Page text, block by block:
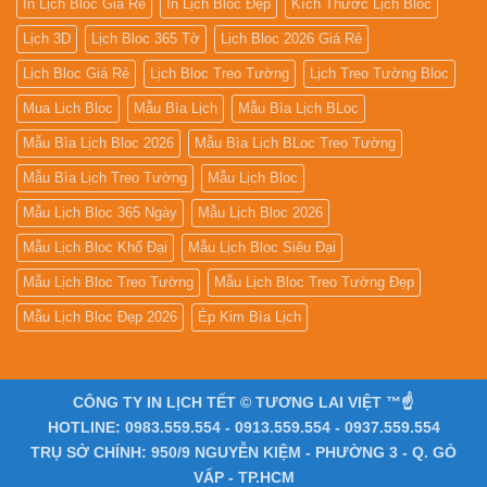
In Lịch Bloc Giá Rẻ In Lịch Bloc Đẹp Kích Thước Lịch Bloc
Lịch 3D Lịch Bloc 365 Tờ Lịch Bloc 2026 Giá Rẻ
Lịch Bloc Giá Rẻ Lịch Bloc Treo Tường Lịch Treo Tường Bloc
Mua Lich Bloc Mẫu Bìa Lịch Mẫu Bìa Lịch BLoc
Mẫu Bìa Lịch Bloc 2026 Mẫu Bìa Lịch BLoc Treo Tường
Mẫu Bìa Lịch Treo Tường Mẫu Lịch Bloc
Mẫu Lịch Bloc 365 Ngày Mẫu Lịch Bloc 2026
Mẫu Lịch Bloc Khổ Đại Mẫu Lịch Bloc Siêu Đại
Mẫu Lịch Bloc Treo Tường Mẫu Lịch Bloc Treo Tường Đẹp
Mẫu Lịch Bloc Đẹp 2026 Ép Kim Bìa Lịch
CÔNG TY IN LỊCH TẾT © TƯƠNG LAI VIỆT ™☝️
HOTLINE: 0983.559.554 - 0913.559.554 - 0937.559.554
TRỤ SỞ CHÍNH: 950/9 NGUYỄN KIỆM - PHƯỜNG 3 - Q. GÒ
VẤP - TP.HCM